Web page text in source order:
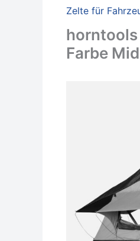
Zelte für
horntools
Farbe